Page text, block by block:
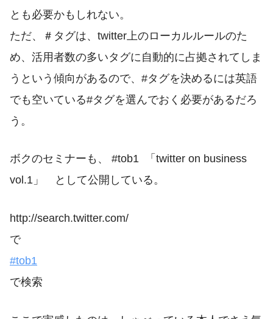
とも必要かもしれない。
ただ、＃タグは、twitter上のローカルルールのた
め、活用者数の多いタグに自動的に占拠されてしま
うという傾向があるので、#タグを決めるには英語
でも空いている#タグを選んでおく必要があるだろ
う。
ボクのセミナーも、 #tob1 「twitter on business
vol.1」 として公開している。
http://search.twitter.com/
で
#tob1
で検索